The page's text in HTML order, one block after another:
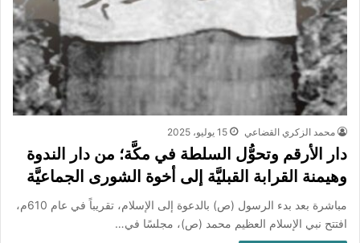
محمد الزكري القضاعي 15 يوليو، 2025
دار الأرقم وتحوُّل السلطة في مكَّة؛ من دار الندوة
وهيمنة القرابة القبليَّة إلى أخوة الشورى الجماعيَّة
مباشرة بعد بدء الرسول (ص) بالدعوة إلى الإسلام، تقريباً في عام 610م،
افتتح نبي الإسلام العظيم محمد (ص)، مجلسًا في…